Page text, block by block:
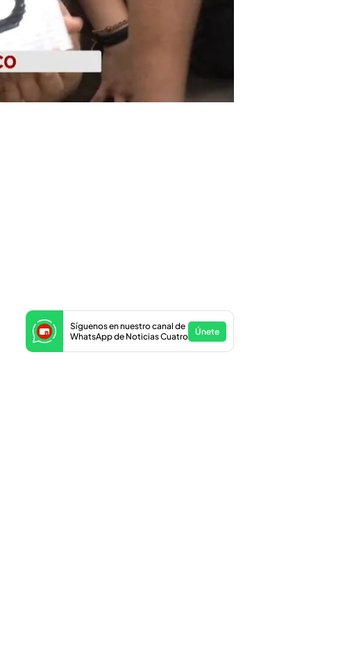
Síguenos en nuestro canal de
WhatsApp de Noticias Cuatro
Únete